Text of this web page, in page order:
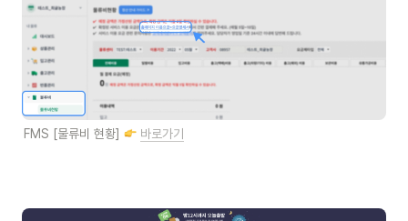
FMS [물류비 현황] 바로가기